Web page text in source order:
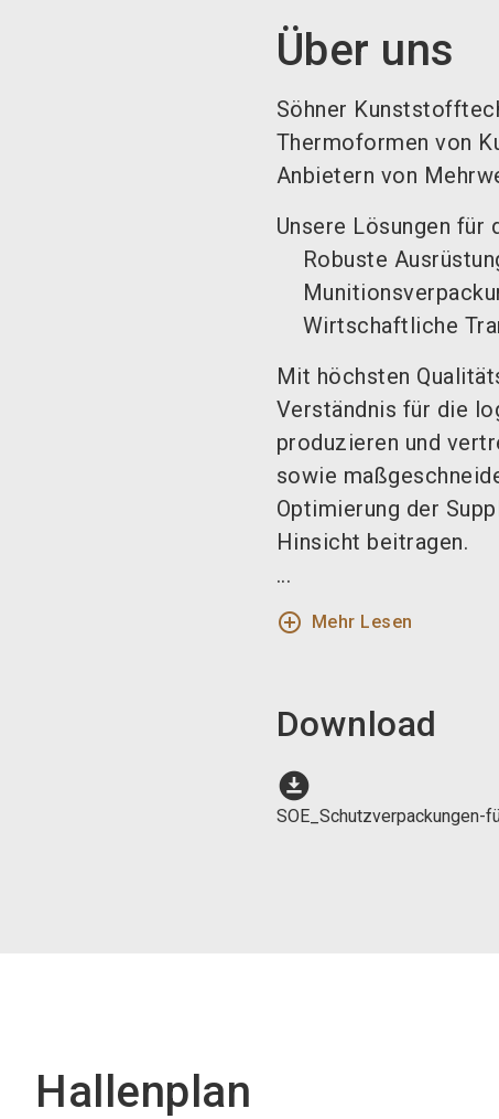
Über uns
Söhner
Thermoformen von
Anbietern von
Unsere Lösungen für
Robuste
Wirtschaftliche
Mit höchsten
Verständnis für die
produzieren und
sowie
Optimierung der
Hinsicht beitragen.
...
add_circle_outline Mehr Lesen
Download
download_for_offline
Hallenplan